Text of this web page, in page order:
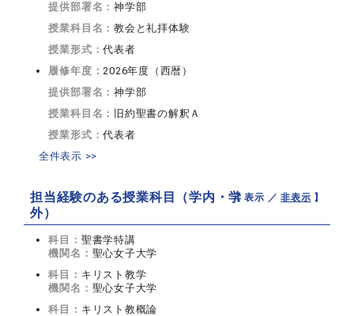
提供部署名：神学部
授業科目名：教会と礼拝体験
授業形式：代表者
履修年度：2026年度（西暦）
提供部署名：神学部
授業科目名：
旧約聖書の解釈Ａ
授業形式：代表者
全件表示 >>
担当経験のある授業科目（学内・学
外）
【 表示 ／非表示 】
科目： 聖書学特講
機関名： 聖心女子大学
科目： キリスト教学
機関名： 聖心女子大学
科目： キリスト教概論